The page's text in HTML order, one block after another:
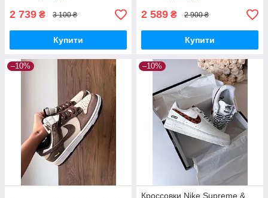
2 739 ₴ 3 100 ₴
Купити
2 589 ₴ 2 900 ₴
Купити
–10% –10%
Кроссовки Nike Supreme &